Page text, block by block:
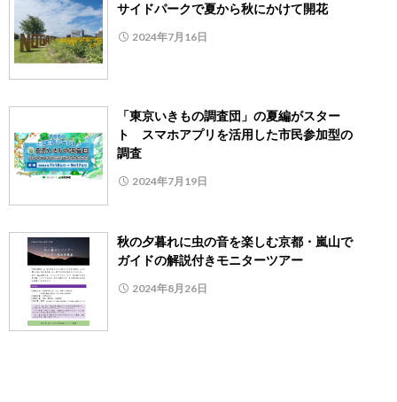
サイドパークで夏から秋にかけて開花
2024年7月16日
「東京いきもの調査団」の夏編がスター
ト スマホアプリを活用した市民参加型の
調査
2024年7月19日
秋の夕暮れに虫の音を楽しむ京都・嵐山で
ガイドの解説付きモニターツアー
2024年8月26日